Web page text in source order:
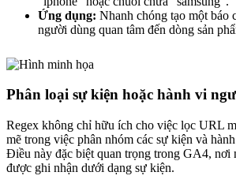
Ứng dụng: Nhanh chóng tạo một báo
người dùng quan tâm đến dòng sản
Phân loại sự kiện hoặc hành vi
Regex không chỉ hữu ích cho việc lọc URL
mẽ trong việc phân nhóm các sự kiện và
Điều này đặc biệt quan trọng trong GA4, nơi
được ghi nhận dưới dạng sự kiện.